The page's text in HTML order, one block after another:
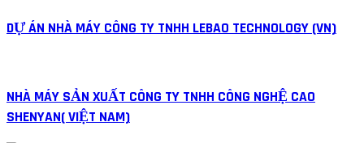
DỰ ÁN NHÀ MÁY CÔNG TY TNHH LEBAO TECHNOLOGY (VN)
NHÀ MÁY SẢN XUẤT CÔNG TY TNHH CÔNG NGHỆ CAO
SHENYAN( VIỆT NAM)